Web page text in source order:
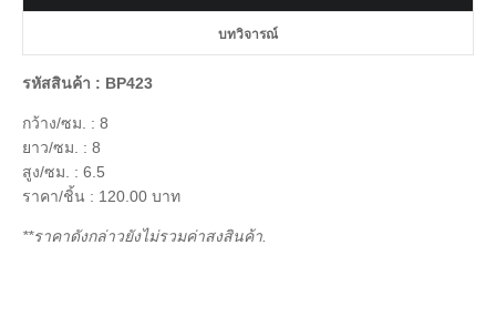
บทวิจารณ์
รหัสสินค้า : BP423
กว้าง/ซม. : 8
ยาว/ซม. : 8
สูง/ซม. : 6.5
ราคา/ชิ้น : 120.00 บาท
**ราคาดังกล่าวยังไม่รวมค่าสงสินค้า.